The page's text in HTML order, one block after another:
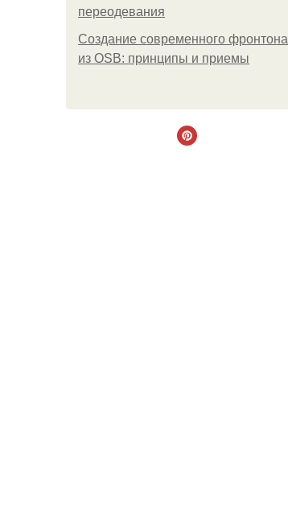
переодевания
Создание современного фронтона
из OSB: принципы и приемы